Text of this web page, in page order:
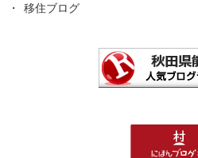
移住ブログ